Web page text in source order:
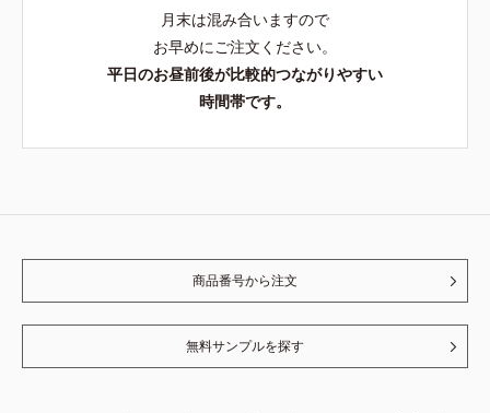
月末は混み合いますので
お早めにご注文ください。
平日のお昼前後が比較的つながりやすい
時間帯です。
商品番号から注文
無料サンプルを探す